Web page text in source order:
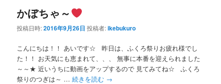
かぼちゃ～
投稿日時:2016年9月26日 投稿者:ikebukuro
こんにちは！！ あいです☆ 昨日は、ふくろ祭りお疲れ様でし
た！！ お天気にも恵まれて、、、 無事に本番を迎えられました
～～★ 近いうちに動画をアップするので 見てみてね☆ ふくろ
祭りのつぎは～ …続きを読む →